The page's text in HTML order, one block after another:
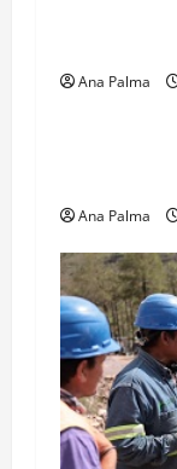
Ana Palma
MEXICO
Ana Palma